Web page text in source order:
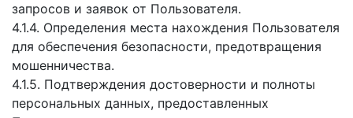
запросов и заявок от Пользователя.
4.1.4. Определения места нахождения Пользователя
для обеспечения безопасности, предотвращения
мошенничества.
4.1.5. Подтверждения достоверности и полноты
персональных данных, предоставленных